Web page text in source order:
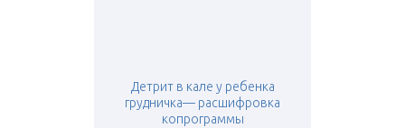
Детрит в кале у ребенка
грудничка— расшифровка
копрограммы